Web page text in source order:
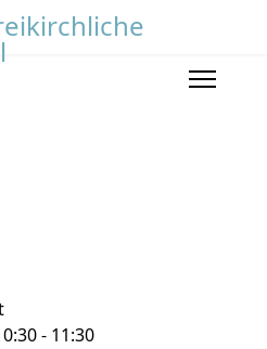
- 11:30